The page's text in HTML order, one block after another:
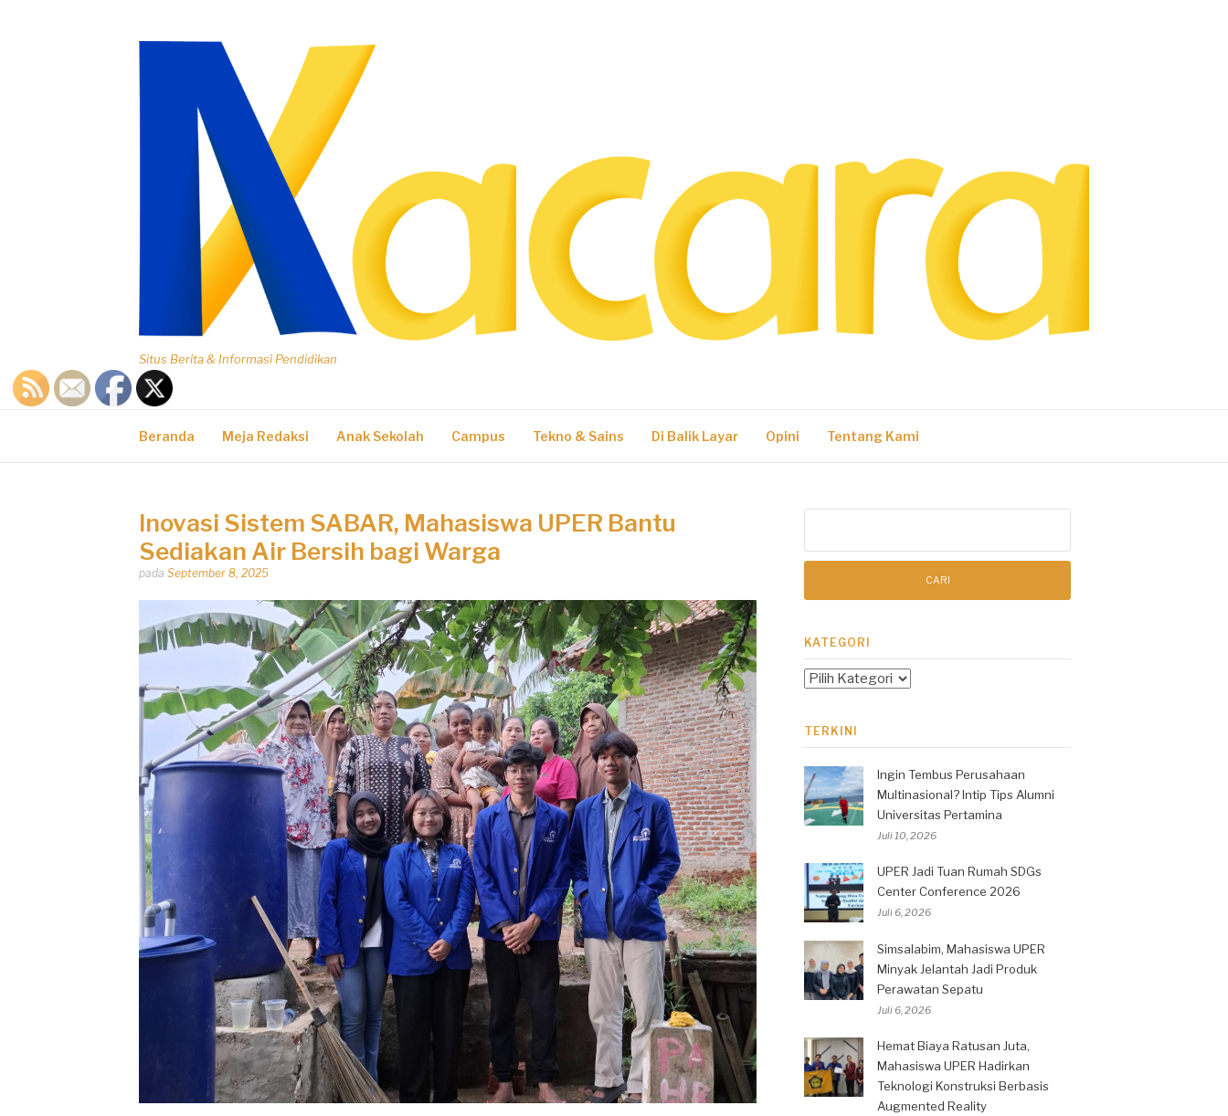
Situs Berita & Informasi Pendidikan
Beranda Meja Redaksi Anak Sekolah Campus Tekno & Sains Di Balik Layar Opini Tentang Kami
Inovasi Sistem SABAR, Mahasiswa UPER Bantu
Sediakan Air Bersih bagi Warga
Dipos
Erlangga
pada September 8, 2025
KATEGORI
Kategori
TERKINI
Ingin Tembus Perusahaan
Multinasional? Intip Tips Alumni
Universitas Pertamina
Juli 10, 2026
UPER Jadi Tuan Rumah SDGs
Center Conference 2026
Juli 6, 2026
Simsalabim, Mahasiswa UPER
Minyak Jelantah Jadi Produk
Perawatan Sepatu
Juli 6, 2026
Hemat Biaya Ratusan Juta,
Mahasiswa UPER Hadirkan
Teknologi Konstruksi Berbasis
Augmented Reality